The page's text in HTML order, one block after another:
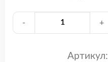
- +
Артикул: